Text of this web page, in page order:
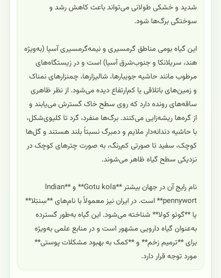
شدید و خشکی طولانی می‌تواند باعث کاهش رشد و
سوختگی برگ‌ها شود.
این گیاه بومی مناطق گرمسیری و نیمه‌گرمسیری آسیا (به‌ویژه
هند، سریلانکا و جنوب‌شرق آسیا) است و در زیستگاه‌های
مرطوب مانند حاشیه جویبارها، شالیزارها، چمنزارهای نمناک
و زمین‌های باتلاقی یا کم‌ارتفاع دیده می‌شود. از نظر ظاهری
ساقه‌های رونده دارد که روی سطح خاک گسترش می‌یابند و
از گره‌ها ریشه‌زایی می‌کنند. برگ‌ها منفرد، گرد تا کلیوی‌شکل،
با حاشیه دندانه‌دارِ ملایم و دمبرگ نسبتاً بلند هستند و گل‌ها
کوچک، سفید تا صورتی کم‌رنگ، به صورت چترهای کوچک در
نزدیکی سطح گیاه ظاهر می‌شوند.
نام رایج آن در جهان بیشتر **Gotu kola** و **Indian
pennywort** است. در ایران نیز معمولاً با نام‌های **سِنتِلا**
یا **گوتو کولا** شناخته می‌شود. این گیاه به‌طور گسترده
به‌عنوان گیاه دارویی مشهور است و در منابع علمی به‌ویژه
برای **ترمیم زخم** و **کمک به بهبود مشکلات پوستی**
مورد توجه قرار دارد.